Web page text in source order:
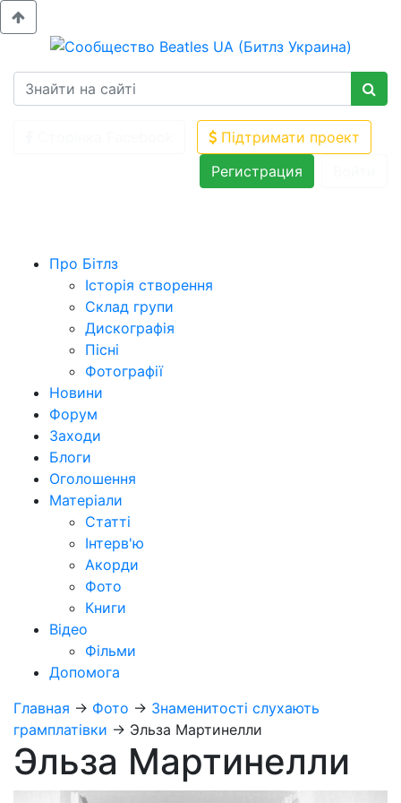
Підтримати проект
Регистрация
Про Бітлз
Історія створення
Склад групи
Дискографія
Пісні
Фотографії
Новини
Форум
Заходи
Блоги
Оголошення
Матеріали
Статті
Інтерв'ю
Акорди
Фото
Книги
Відео
Фільми
Допомога
Главная → Фото → Знаменитості слухають
грамплатівки → Эльза Мартинелли
Эльза Мартинелли